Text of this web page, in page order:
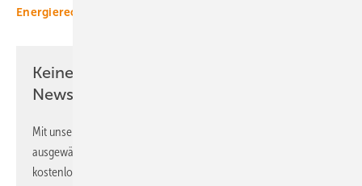
Energierecht
Keine Zeit? Kein Problem mit dem ERE
Newsletter!
Mit unserem Newsletter erhalten Sie regelmäßig von uns
ausgewählte Informationen und Neuigkeiten, gebündelt und
kostenlos direkt ins Postfach.